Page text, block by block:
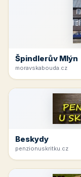
Špindlerův Mlýn
moravskabouda.cz
Beskydy
penzionuskritku.cz